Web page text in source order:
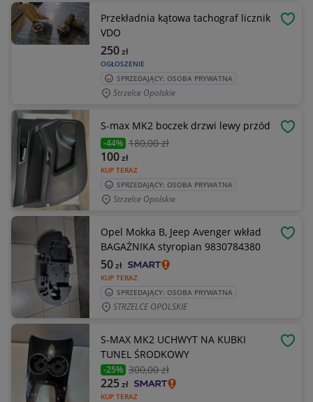
Przekładnia kątowa tachograf licznik
VDO
OGŁOSZENIE
250zł
SPRZEDAJĄCY: OSOBA PRYWATNA
Strzelce Opolskie
S-max MK2 boczek drzwi lewy przód
-44% 180,00 zł
KUP TERAZ
100zł
SPRZEDAJĄCY: OSOBA PRYWATNA
Strzelce Opolskie
Opel Mokka B, Jeep Avenger wkład
BAGAŻNIKA styropian 9830784380
KUP TERAZ
50zł
SPRZEDAJĄCY: OSOBA PRYWATNA
STRZELCE OPOLSKIE
S-MAX MK2 UCHWYT NA KUBKI
TUNEL ŚRODKOWY
-25% 300,00 zł
KUP TERAZ
225zł